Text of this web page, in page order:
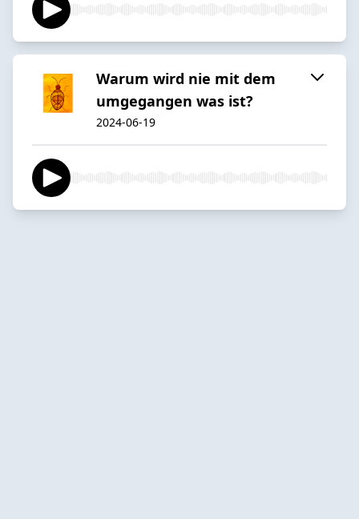
Warum wird nie mit dem
umgegangen was ist?
2024-06-19